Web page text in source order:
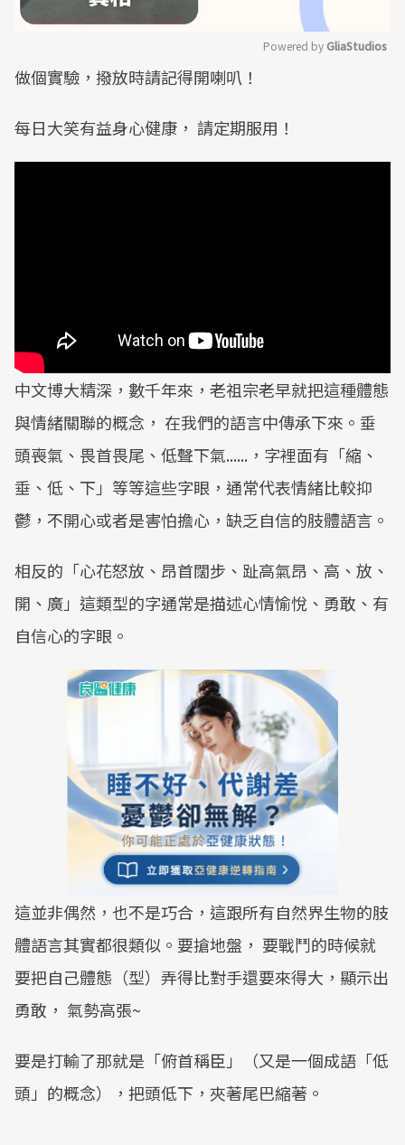
Powered by GliaStudios
做個實驗，撥放時請記得開喇叭！
每日大笑有益身心健康， 請定期服用！
中文博大精深，數千年來，老祖宗老早就把這種體態
與情緒關聯的概念， 在我們的語言中傳承下來。垂
頭喪氣、畏首畏尾、低聲下氣......，字裡面有「縮、
垂、低、下」等等這些字眼，通常代表情緒比較抑
鬱，不開心或者是害怕擔心，缺乏自信的肢體語言。
相反的「心花怒放、昂首闊步、趾高氣昂、高、放、
開、廣」這類型的字通常是描述心情愉悅、勇敢、有
自信心的字眼。
這並非偶然，也不是巧合，這跟所有自然界生物的肢
體語言其實都很類似。要搶地盤， 要戰鬥的時候就
要把自己體態（型）弄得比對手還要來得大，顯示出
勇敢， 氣勢高張~
要是打輸了那就是「俯首稱臣」（又是一個成語「低
頭」的概念），把頭低下，夾著尾巴縮著。